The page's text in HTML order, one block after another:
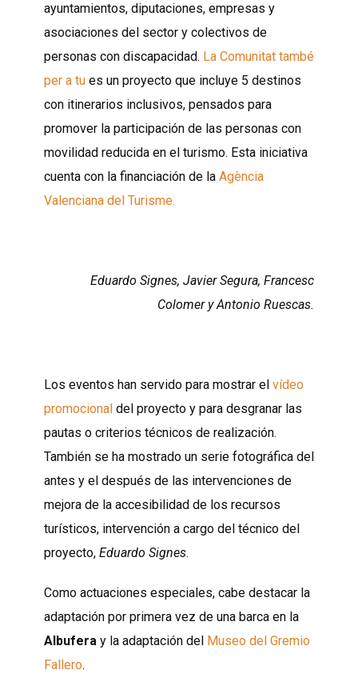
ayuntamientos, diputaciones, empresas y
asociaciones del sector y colectivos de
personas con discapacidad. La Comunitat també
per a tu es un proyecto que incluye 5 destinos
con itinerarios inclusivos, pensados para
promover la participación de las personas con
movilidad reducida en el turismo. Esta iniciativa
cuenta con la financiación de la Agència
Valenciana del Turisme.
Eduardo Signes, Javier Segura, Francesc
Colomer y Antonio Ruescas.
Los eventos han servido para mostrar el vídeo
promocional del proyecto y para desgranar las
pautas o criterios técnicos de realización.
También se ha mostrado un serie fotográfica del
antes y el después de las intervenciones de
mejora de la accesibilidad de los recursos
turísticos, intervención a cargo del técnico del
proyecto, Eduardo Signes.
Como actuaciones especiales, cabe destacar la
adaptación por primera vez de una barca en la
Albufera y la adaptación del Museo del Gremio
Fallero.